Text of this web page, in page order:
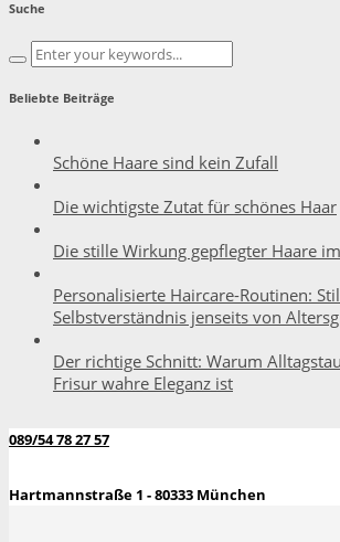
Suche
Beliebte Beiträge
Schöne Haare sind kein Zufall
Die wichtigste Zutat für schönes Haar
Die stille Wirkung gepflegter Haare
Personalisierte Haircare-Routinen:
Selbstverständnis jenseits von
Der richtige Schnitt: Warum
Frisur wahre Eleganz ist
089/54 78 27 57
Hartmannstraße 1 - 80333 München